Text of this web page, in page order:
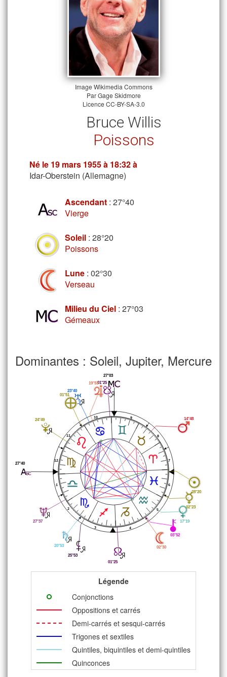
Image Wikimedia Commons
Par Gage Skidmore
Licence CC-BY-SA-3.0
Bruce Willis
Poissons
Né le 19 mars 1955à 18:32 à
Idar-Oberstein (Allemagne)
Ascendant : 27°40
Vierge
Soleil : 28°20
Poissons
Lune : 02°30
Verseau
Milieu du Ciel : 27°03
Gémeaux
Dominantes : Soleil, Jupiter, Mercure
1
2
3 4
5
6
7
8
9
10
11
12
27°40
27°37
20°53
25°53
01°25
02°30
03°52
17°19
02°23
28°20
14°48
27°03
01°25
19°53
23°40
01°51
24°49
Légende
Conjonctions
Oppositions et carrés
Demi-carrés et sesqui-carrés
Trigones et sextiles
Quintiles, biquintiles et demi-quintiles
Quinconces